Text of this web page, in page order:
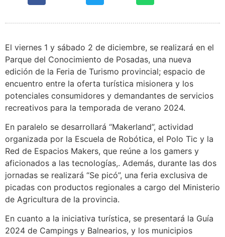
El viernes 1 y sábado 2 de diciembre, se realizará en el
Parque del Conocimiento de Posadas, una nueva
edición de la Feria de Turismo provincial; espacio de
encuentro entre la oferta turística misionera y los
potenciales consumidores y demandantes de servicios
recreativos para la temporada de verano 2024.
En paralelo se desarrollará “Makerland”, actividad
organizada por la Escuela de Robótica, el Polo Tic y la
Red de Espacios Makers, que reúne a los gamers y
aficionados a las tecnologías,. Además, durante las dos
jornadas se realizará “Se picó”, una feria exclusiva de
picadas con productos regionales a cargo del Ministerio
de Agricultura de la provincia.
En cuanto a la iniciativa turística, se presentará la Guía
2024 de Campings y Balnearios, y los municipios